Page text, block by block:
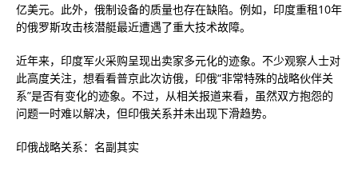
亿美元。此外，俄制设备的质量也存在缺陷。例如，印度重租10年
的俄罗斯攻击核潜艇最近遭遇了重大技术故障。
近年来，印度军火采购呈现出卖家多元化的迹象。不少观察人士对
此高度关注，想看看普京此次访俄，印俄“非常特殊的战略伙伴关
系”是否有变化的迹象。不过，从相关报道来看，虽然双方抱怨的
问题一时难以解决，但印俄关系并未出现下滑趋势。
印俄战略关系：名副其实